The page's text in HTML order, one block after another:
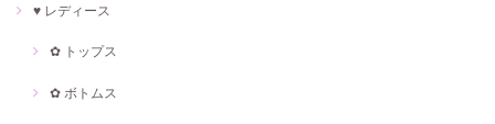
♥ レディース
✿ トップス
✿ ボトムス